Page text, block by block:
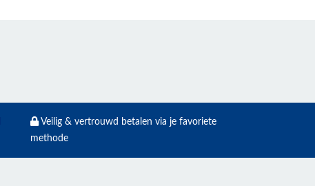
Veilig & vertrouwd betalen via je favoriete
methode